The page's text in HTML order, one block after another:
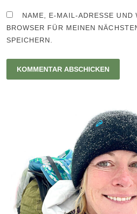
NAME, E-MAIL-ADRESSE UND
BROWSER FÜR MEINEN
SPEICHERN.